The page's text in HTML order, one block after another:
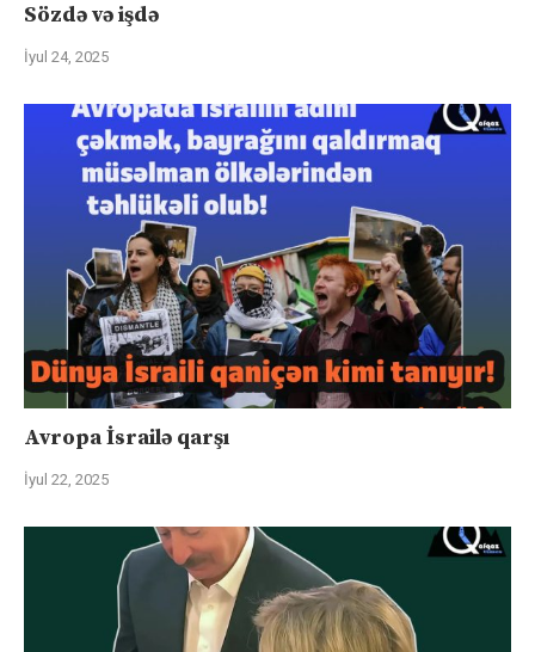
Sözdə və işdə
İyul 24, 2025
Avropa İsrailə qarşı
İyul 22, 2025